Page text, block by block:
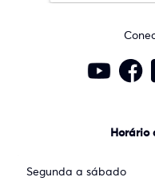
Horário
Segunda a sábado